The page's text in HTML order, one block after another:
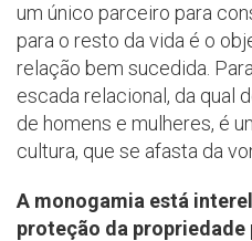
um único parceiro para
para o resto da vida é o
relação bem sucedida.
escada relacional, da qual
de homens e mulheres, é
cultura, que se afasta da
A monogamia está
proteção da propriedade